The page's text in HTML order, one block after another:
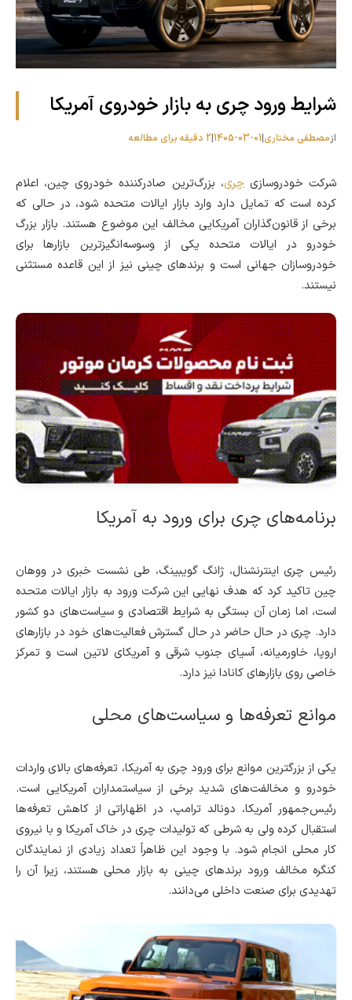
شرایط ورود چری به بازار خودروی آمریکا
ازمصطفی مختاری|
1405-03-01
|2 دقیقه برای مطالعه
شرکت خودروسازیچری، بزرگ‌ترین صادرکننده خودروی چین، اعلام
کرده است که تمایل دارد وارد بازار ایالات متحده شود، در حالی که
برخی از قانون‌گذاران آمریکایی مخالف این موضوع هستند. بازار بزرگ
خودرو در ایالات متحده یکی از وسوسه‌انگیزترین بازارها برای
خودروسازان جهانی است و برندهای چینی نیز از این قاعده مستثنی
نیستند.
برنامه‌های چری برای ورود به آمریکا
رئیس چری اینترنشنال، ژانگ گویبینگ، طی نشست خبری در ووهان
چین تاکید کرد که هدف نهایی این شرکت ورود به بازار ایالات متحده
است، اما زمان آن بستگی به شرایط اقتصادی و سیاست‌های دو کشور
دارد. چری در حال حاضر در حال گسترش فعالیت‌های خود در بازارهای
اروپا، خاورمیانه، آسیای جنوب شرقی و آمریکای لاتین است و تمرکز
خاصی روی بازارهای کانادا نیز دارد.
موانع تعرفه‌ها و سیاست‌های محلی
یکی از بزرگترین موانع برای ورود چری به آمریکا، تعرفه‌های بالای واردات
خودرو و مخالفت‌های شدید برخی از سیاستمداران آمریکایی است.
رئیس‌جمهور آمریکا، دونالد ترامپ، در اظهاراتی از کاهش تعرفه‌ها
استقبال کرده ولی به شرطی که تولیدات چری در خاک آمریکا و با نیروی
کار محلی انجام شود. با وجود این ظاهراً تعداد زیادی از نمایندگان
کنگره مخالف ورود برندهای چینی به بازار محلی هستند، زیرا آن را
تهدیدی برای صنعت داخلی می‌دانند.